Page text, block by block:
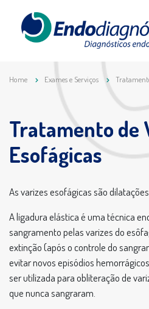
Home Exames e Serviços
Tratamento de
Esofágicas
As varizes esofágicas são
A ligadura elástica é uma técnica
sangramento pelas varizes do
extinção (após o controle do
evitar novos episódios
ser utilizada para obliteração de
que nunca sangraram.